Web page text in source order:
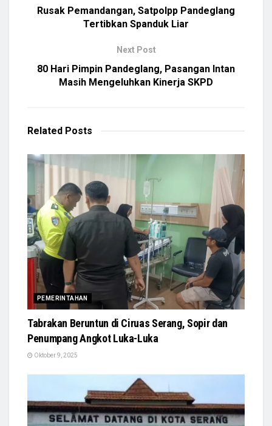
Rusak Pemandangan, Satpolpp Pandeglang
Tertibkan Spanduk Liar
Next Post
80 Hari Pimpin Pandeglang, Pasangan Intan
Masih Mengeluhkan Kinerja SKPD
Related Posts
PEMERINTAHAN
Tabrakan Beruntun di Ciruas Serang, Sopir dan
Penumpang Angkot Luka-Luka
Oktober 9, 2025